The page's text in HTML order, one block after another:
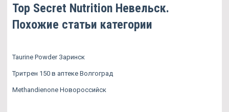
Top Secret Nutrition Невельск.
Похожие статьи категории
Taurine Powder Заринск
Тритрен 150 в аптеке Волгоград
Methandienone Новороссийск